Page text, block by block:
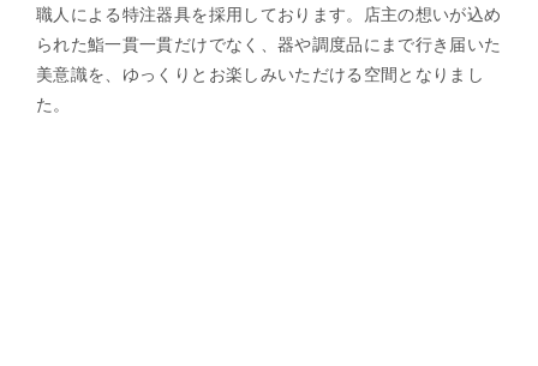
職人による特注器具を採用しております。店主の想いが込め
られた鮨一貫一貫だけでなく、器や調度品にまで行き届いた
美意識を、ゆっくりとお楽しみいただける空間となりまし
た。